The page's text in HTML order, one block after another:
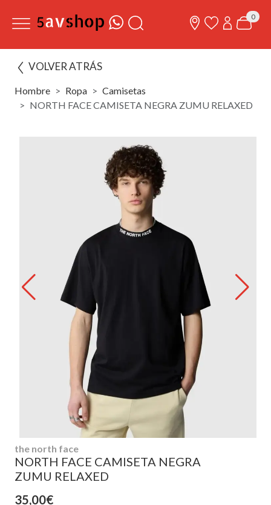
0
VOLVER ATRÁS
Hombre Ropa
Camisetas
NORTH FACE CAMISETA NEGRA ZUMU RELAXED
the north face
NORTH FACE CAMISETA NEGRA
ZUMU RELAXED
35,00€